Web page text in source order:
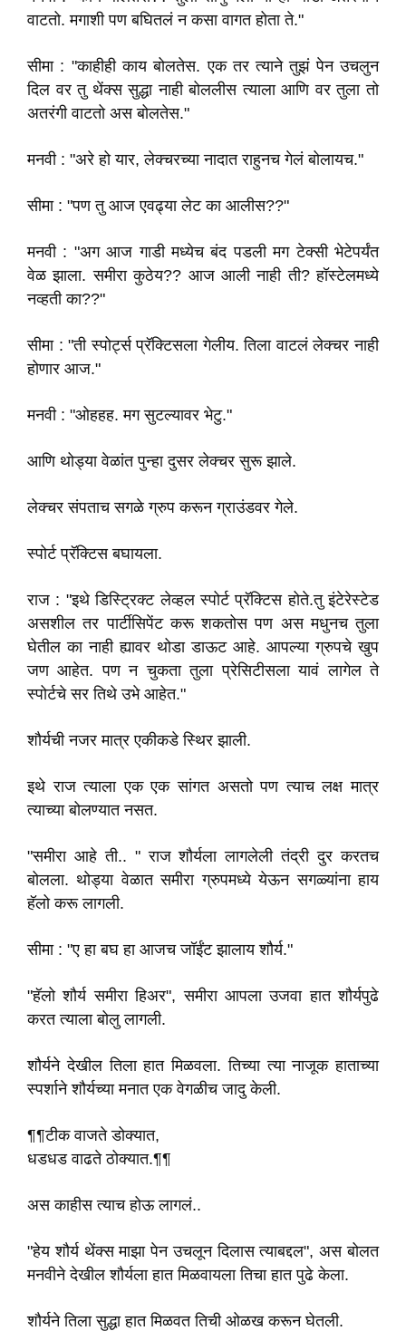
वाटतो. मगाशी पण बघितलं न कसा वागत होता ते."
सीमा : "काहीही काय बोलतेस. एक तर त्याने तुझं पेन उचलुन
दिल वर तु थेंक्स सुद्धा नाही बोललीस त्याला आणि वर तुला तो
अतरंगी वाटतो अस बोलतेस."
मनवी : "अरे हो यार, लेक्चरच्या नादात राहुनच गेलं बोलायच."
सीमा : "पण तु आज एवढ्या लेट का आलीस??"
मनवी : "अग आज गाडी मध्येच बंद पडली मग टेक्सी भेटेपर्यंत
वेळ झाला. समीरा कुठेय?? आज आली नाही ती? हॉस्टेलमध्ये
नव्हती का??"
सीमा : "ती स्पोर्ट्स प्रॅक्टिसला गेलीय. तिला वाटलं लेक्चर नाही
होणार आज."
मनवी : "ओहहह. मग सुटल्यावर भेटु."
आणि थोड्या वेळांत पुन्हा दुसर लेक्चर सुरू झाले.
लेक्चर संपताच सगळे ग्रुप करून ग्राउंडवर गेले.
स्पोर्ट प्रॅक्टिस बघायला.
राज : "इथे डिस्ट्रिक्ट लेव्हल स्पोर्ट प्रॅक्टिस होते.तु इंटेरेस्टेड
असशील तर पार्टीसिपेंट करू शकतोस पण अस मधुनच तुला
घेतील का नाही ह्यावर थोडा डाऊट आहे. आपल्या ग्रुपचे खुप
जण आहेत. पण न चुकता तुला प्रेसिटीसला यावं लागेल ते
स्पोर्टचे सर तिथे उभे आहेत."
शौर्यची नजर मात्र एकीकडे स्थिर झाली.
इथे राज त्याला एक एक सांगत असतो पण त्याच लक्ष मात्र
त्याच्या बोलण्यात नसत.
"समीरा आहे ती.. " राज शौर्यला लागलेली तंद्री दुर करतच
बोलला. थोड्या वेळात समीरा ग्रुपमध्ये येऊन सगळ्यांना हाय
हॅलो करू लागली.
सीमा : "ए हा बघ हा आजच जॉईंट झालाय शौर्य."
"हॅलो शौर्य समीरा हिअर", समीरा आपला उजवा हात शौर्यपुढे
करत त्याला बोलु लागली.
शौर्यने देखील तिला हात मिळवला. तिच्या त्या नाजूक हाताच्या
स्पर्शाने शौर्यच्या मनात एक वेगळीच जादु केली.
¶¶टीक वाजते डोक्यात,
धडधड वाढते ठोक्यात.¶¶
अस काहीस त्याच होऊ लागलं..
"हेय शौर्य थेंक्स माझा पेन उचलून दिलास त्याबद्दल", अस बोलत
मनवीने देखील शौर्यला हात मिळवायला तिचा हात पुढे केला.
शौर्यने तिला सुद्धा हात मिळवत तिची ओळख करून घेतली.